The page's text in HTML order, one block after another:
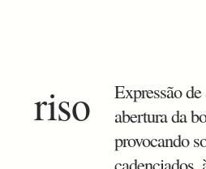
riso
Expressão
abertura da
provocando
cadenciados,